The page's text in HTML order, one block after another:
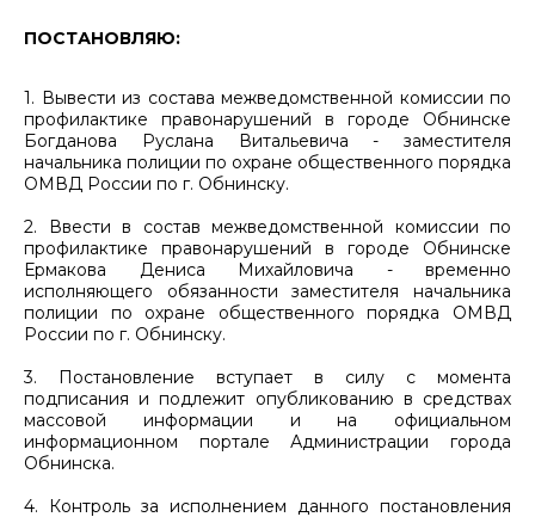
ПОСТАНОВЛЯЮ:
1. Вывести из состава межведомственной комиссии по
профилактике правонарушений в городе Обнинске
Богданова Руслана Витальевича - заместителя
начальника полиции по охране общественного порядка
ОМВД России по г. Обнинску.
2. Ввести в состав межведомственной комиссии по
профилактике правонарушений в городе Обнинске
Ермакова Дениса Михайловича - временно
исполняющего обязанности заместителя начальника
полиции по охране общественного порядка ОМВД
России по г. Обнинску.
3. Постановление вступает в силу с момента
подписания и подлежит опубликованию в средствах
массовой информации и на официальном
информационном портале Администрации города
Обнинска.
4. Контроль за исполнением данного постановления